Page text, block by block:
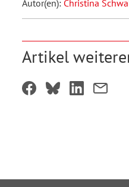
Autor(en): Christina
Artikel